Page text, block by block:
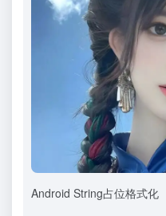
Android String占位格式化